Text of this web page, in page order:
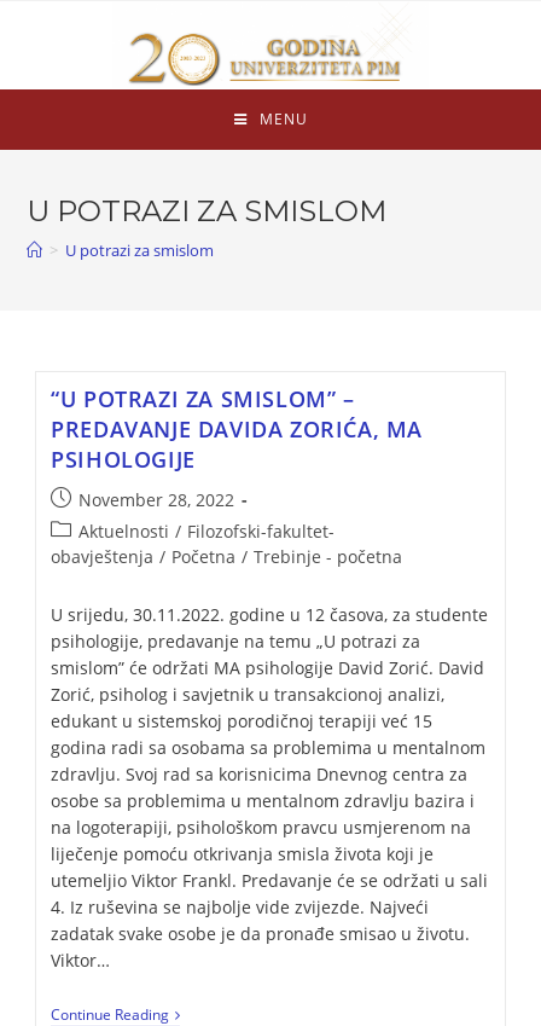
MENU
U POTRAZI ZA SMISLOM
> U potrazi za smislom
“U POTRAZI ZA SMISLOM” –
PREDAVANJE DAVIDA ZORIĆA, MA
PSIHOLOGIJE
November 28, 2022
Aktuelnosti / Filozofski-fakultet-
obavještenja / Početna / Trebinje - početna
U srijedu, 30.11.2022. godine u 12 časova, za studente
psihologije, predavanje na temu „U potrazi za
smislom” će održati MA psihologije David Zorić. David
Zorić, psiholog i savjetnik u transakcionoj analizi,
edukant u sistemskoj porodičnoj terapiji već 15
godina radi sa osobama sa problemima u mentalnom
zdravlju. Svoj rad sa korisnicima Dnevnog centra za
osobe sa problemima u mentalnom zdravlju bazira i
na logoterapiji, psihološkom pravcu usmjerenom na
liječenje pomoću otkrivanja smisla života koji je
utemeljio Viktor Frankl. Predavanje će se održati u sali
4. Iz ruševina se najbolje vide zvijezde. Najveći
zadatak svake osobe je da pronađe smisao u životu.
Viktor…
Continue Reading